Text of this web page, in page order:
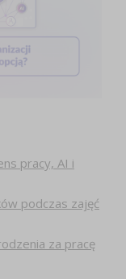
pracy, AI i
podczas zajęć
za pracę